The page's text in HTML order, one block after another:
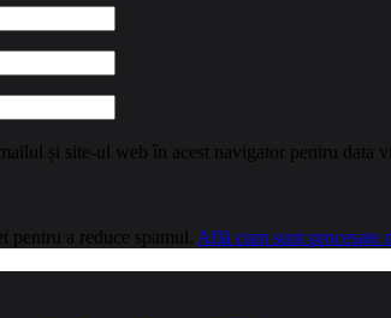
și site-ul web în acest navigator pentru data
pentru a reduce spamul. Află cum sunt procesate